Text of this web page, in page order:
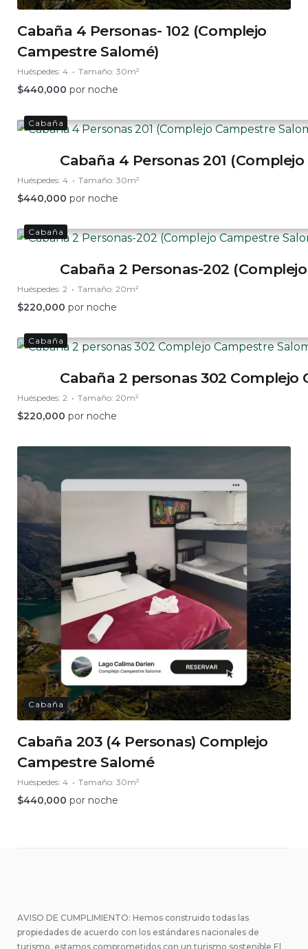
Cabaña 4 Personas- 102 (Complejo
Campestre Salomé)
Huéspedes: 4 Tamaño: 30m²
$440,000 por noche
Cabaña
Cabaña 4 Personas 201
Huéspedes: 4 Tamaño: 30m²
$440,000 por noche
Cabaña
Cabaña 2 Personas-202
Huéspedes: 2 Tamaño: 20m²
$220,000 por noche
Cabaña
Cabaña 2 personas 302 Complejo
Huéspedes: 2 Tamaño: 20m²
$220,000 por noche
Cabaña
Cabaña 203 (4 Personas) Complejo
Campestre Salomé
Huéspedes: 4 Tamaño: 30m²
$440,000 por noche
AVISO DE CUMPLIMIENTO: Hemos construido todas las
propiedades de acuerdo con los estándares nacionales de
turismo, estamos comprometidos con un turismo sostenible El